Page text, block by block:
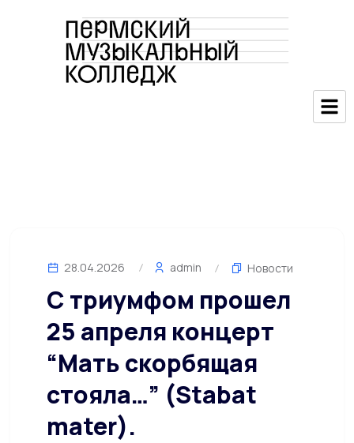
28.04.2026 admin Новости
С триумфом прошел
25 апреля концерт
“Мать скорбящая
стояла…” (Stabat
mater).